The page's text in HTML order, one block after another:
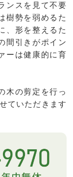
ンスを見て不要
樹勢を弱めるた
、形を整えるた
間引きがポイン
ーは健康的に育
木の剪定を行っ
ていただきます